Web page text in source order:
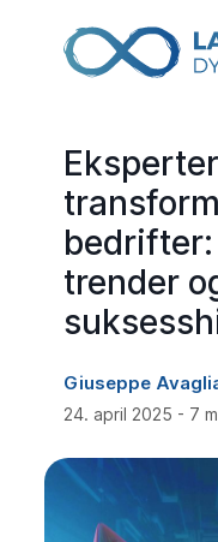
trender
Giuseppe
24. april 2025 - 7